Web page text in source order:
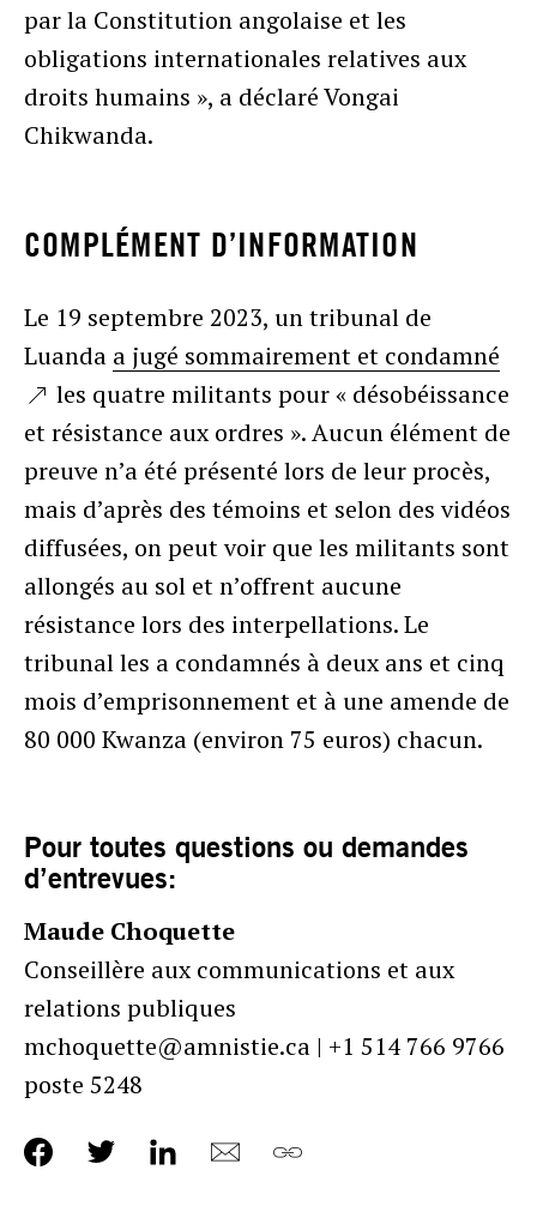
par la Constitution angolaise et les
obligations internationales relatives aux
droits humains », a déclaré Vongai
Chikwanda.
COMPLÉMENT D’INFORMATION
Le 19 septembre 2023, un tribunal de
Luanda a jugé sommairement et condamné
les quatre militants pour « désobéissance
et résistance aux ordres ». Aucun élément de
preuve n’a été présenté lors de leur procès,
mais d’après des témoins et selon des vidéos
diffusées, on peut voir que les militants sont
allongés au sol et n’offrent aucune
résistance lors des interpellations. Le
tribunal les a condamnés à deux ans et cinq
mois d’emprisonnement et à une amende de
80 000 Kwanza (environ 75 euros) chacun.
Pour toutes questions ou demandes
d’entrevues:
Maude Choquette
Conseillère aux communications et aux
relations publiques
mchoquette@amnistie.ca | +1 514 766 9766
poste 5248